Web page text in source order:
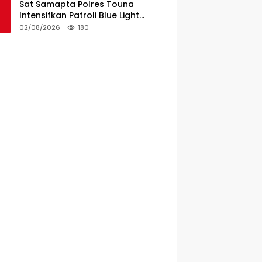
Sat Samapta Polres Touna
Intensifkan Patroli Blue Light
Cegah Kejahatan
02/08/2026 180